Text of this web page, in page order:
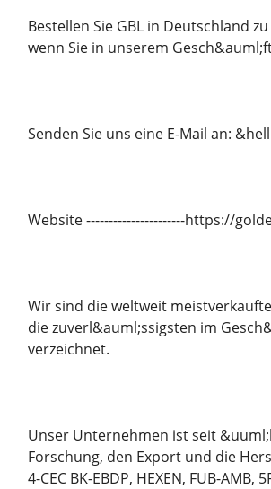
Bestellen Sie GBL in Deutschland
wenn Sie in unserem
Senden Sie uns eine E-Mail an:
Website ----------------------https://
Wir sind die weltweit
die zuverl&auml;ssigsten im
verzeichnet.
Unser Unternehmen ist seit
Forschung, den Export und die
4-CEC BK-EBDP, HEXEN, FUB-